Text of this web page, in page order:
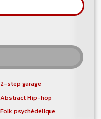
2-step garage
Abstract Hip-hop
Folk psychédélique